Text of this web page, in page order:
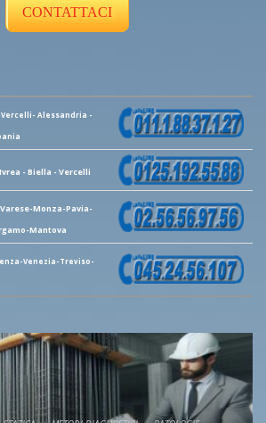
CONTATTACI
Alessandria -
- Biella - Vercelli
Monza-Pavia-
Mantova
Venezia-Treviso-